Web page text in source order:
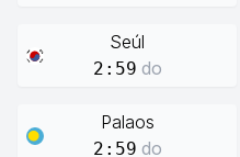
Seúl
2:59 do
Palaos
2:59 do